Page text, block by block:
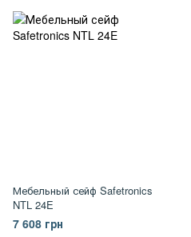
Мебельный сейф Safetronics
NTL 24E
7 608 грн